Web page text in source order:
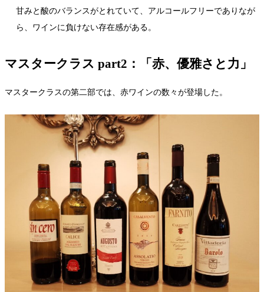
甘みと酸のバランスがとれていて、アルコールフリーでありなが
ら、ワインに負けない存在感がある。
マスタークラス part2：「赤、優雅さと力」
マスタークラスの第二部では、赤ワインの数々が登場した。